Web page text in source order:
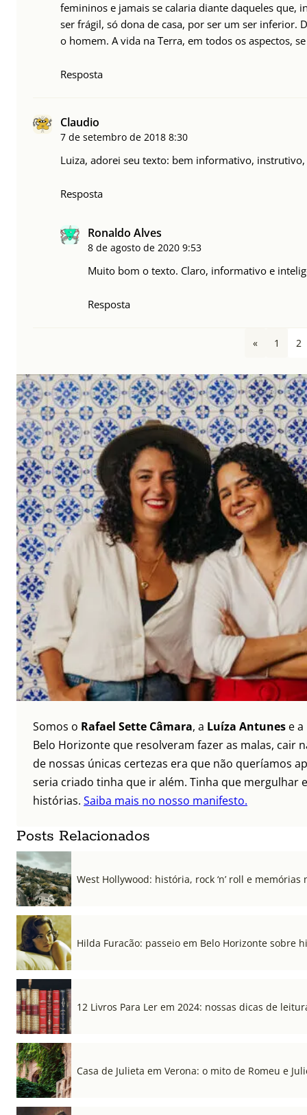
femininos e jamais se calaria diante daqueles que,
ser frágil, só dona de casa, por ser um ser inferior.
o homem. A vida na Terra, em todos os aspectos,
Resposta
Claudio
7 de setembro de 2018 8:30
Luiza, adorei seu texto: bem informativo,
Resposta
Ronaldo Alves
8 de agosto de 2020 9:53
Muito bom o texto. Claro, informativo e
Resposta
« 1 2
Somos o Rafael Sette Câmara, a Luíza Antunes e a
Belo Horizonte que resolveram fazer as malas, cair
de nossas únicas certezas era que não queríamos
seria criado tinha que ir além. Tinha que mergulhar
histórias. Saiba mais no nosso manifesto.
Posts Relacionados
West Hollywood: história, rock ‘n’ roll e memórias
Hilda Furacão: passeio em Belo Horizonte sobre
12 Livros Para Ler em 2024: nossas dicas de
Casa de Julieta em Verona: o mito de Romeu e